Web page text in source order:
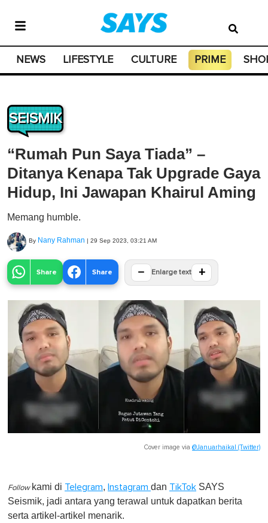
NEWS LIFESTYLE CULTURE PRIME
SEISMIK
“Rumah Pun Saya Tiada” –
Ditanya Kenapa Tak Upgrade Gaya
Hidup, Ini Jawapan Khairul Aming
Memang humble.
By Nany Rahman | 29 Sep 2023, 03:21 AM
Share Share − Enlarge text +
Cover image via @Januarhaikal (Twitter)
Follow kami di Telegram, Instagram dan TikTok SAYS
Seismik, jadi antara yang terawal untuk dapatkan berita
serta artikel-artikel menarik.